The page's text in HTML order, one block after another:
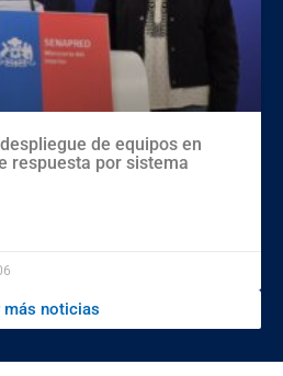
de equipos en
respuesta por sistema
más noticias